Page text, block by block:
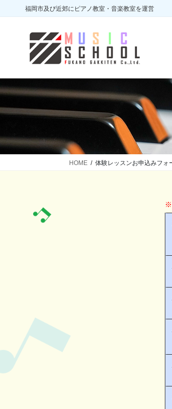
ン
移
動
ビ
ン
に
動
福岡市及び近郊にピアノ教室・音楽教室を運営
HOME 体験レッスンお申込みフォ
※